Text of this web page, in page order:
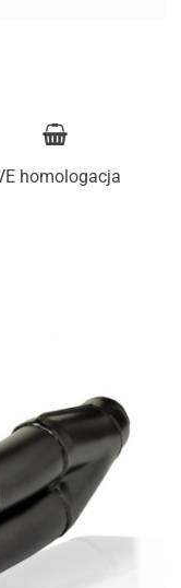
homologacja